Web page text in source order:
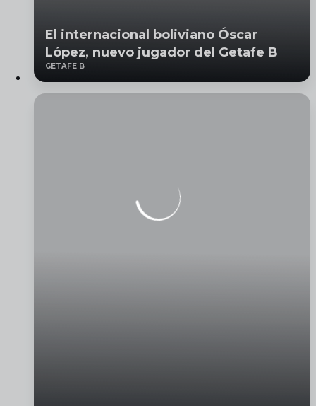
El internacional boliviano Óscar
López, nuevo jugador del Getafe B
GETAFE B